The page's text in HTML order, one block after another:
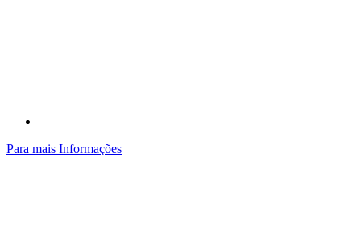
Para mais Informações